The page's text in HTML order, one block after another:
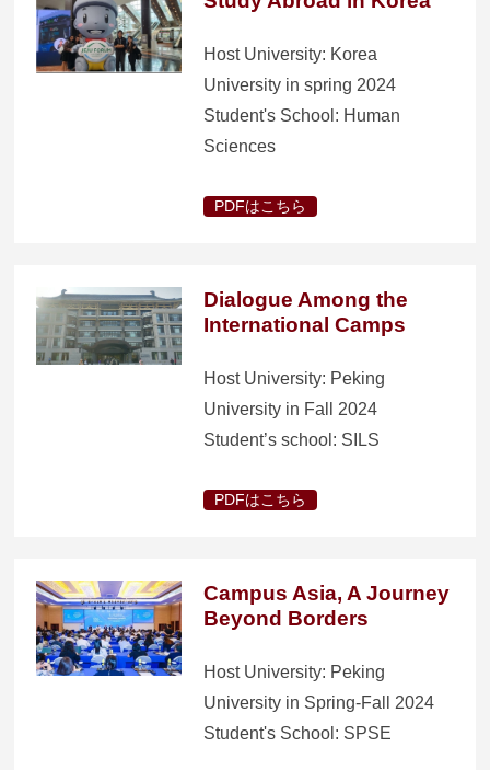
Host University: Korea
University in spring 2024
Student's School: Human
Sciences
PDFはこちら
Dialogue Among the
International Camps
Host University: Peking
University in Fall 2024
Student’s school: SILS
PDFはこちら
Campus Asia, A Journey
Beyond Borders
Host University: Peking
University in Spring-Fall 2024
Student's School: SPSE